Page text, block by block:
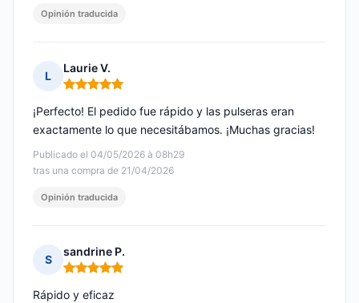
Opinión traducida
L
Laurie V.
Nota: 5 de 5
Publicado el 04/05/2026 à 08h29
tras una compra de 21/04/2026
¡Perfecto! El pedido fue rápido y las pulseras eran
exactamente lo que necesitábamos. ¡Muchas gracias!
Opinión traducida
S
sandrine P.
Nota: 5 de 5
Rápido y eficaz